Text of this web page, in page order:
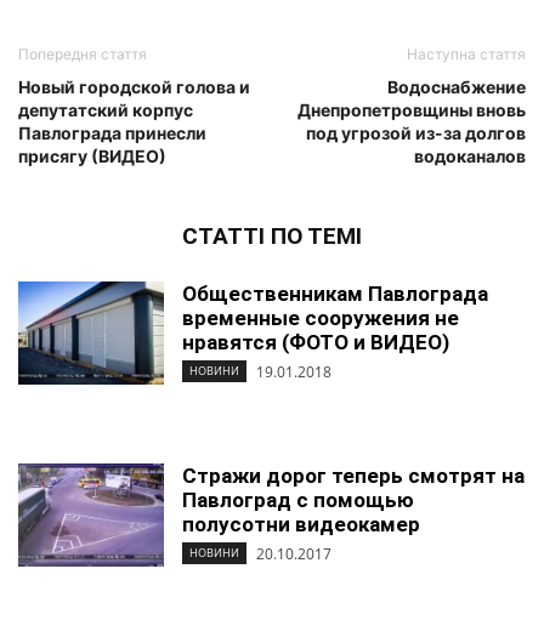
Попередня стаття
Новый городской голова и
депутатский корпус
Павлограда принесли
присягу (ВИДЕО)
Наступна стаття
Водоснабжение
Днепропетровщины вновь
под угрозой из-за долгов
водоканалов
СТАТТІ ПО ТЕМІ
Общественникам Павлограда
временные сооружения не
нравятся (ФОТО и ВИДЕО)
НОВИНИ 19.01.2018
Стражи дорог теперь смотрят на
Павлоград с помощью
полусотни видеокамер
НОВИНИ 20.10.2017